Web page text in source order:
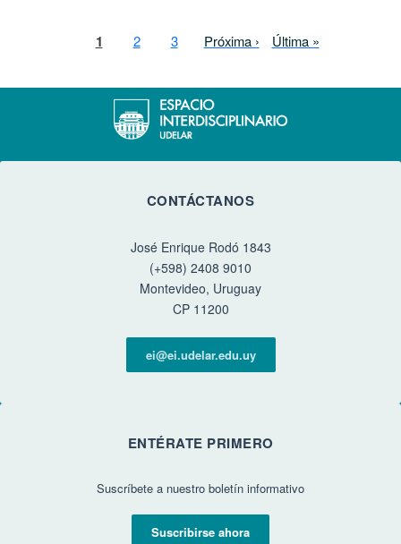
PaginaciónPágina actual
1 Page
2 Page
3 Siguiente página
Próxima › Última página
Última »
CONTÁCTANOS
José Enrique Rodó 1843
(+598) 2408 9010
Montevideo, Uruguay
CP 11200
ei@ei.udelar.edu.uy
ENTÉRATE PRIMERO
Suscríbete a nuestro boletín informativo
Suscribirse ahora